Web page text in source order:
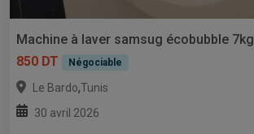
Machine à laver samsug écobubble 7kg
850 DT
Négociable
Le Bardo,Tunis
30 avril 2026